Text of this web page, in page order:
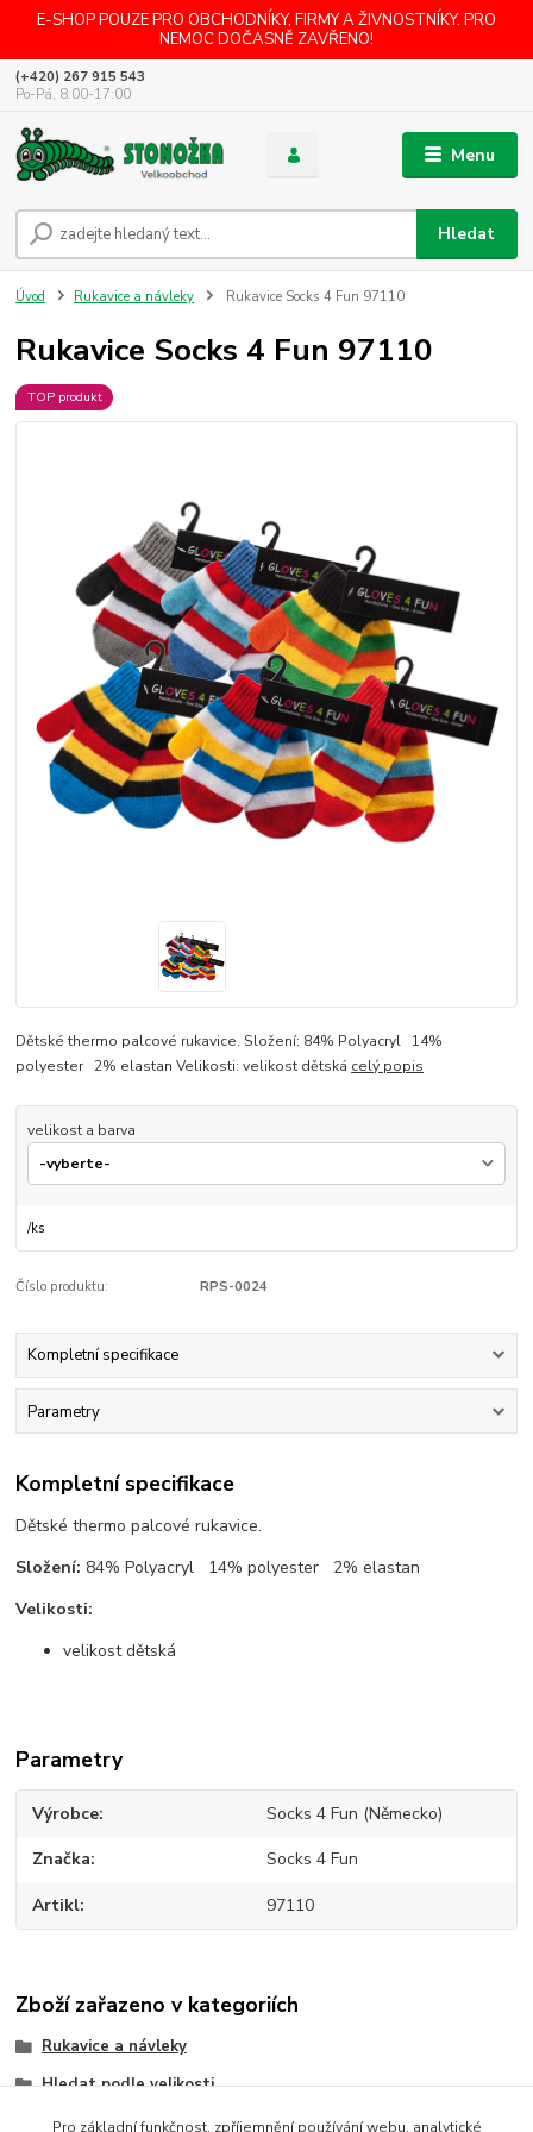
E-SHOP POUZE PRO OBCHODNÍKY, FIRMY A ŽIVNOSTNÍKY. PRO
NEMOC DOČASNĚ ZAVŘENO!
Menu
Hledat
(+420) 267 915 543
Po-Pá, 8:00-17:00
Úvod Rukavice a návleky Rukavice Socks 4 Fun 97110
Rukavice Socks 4 Fun 97110
TOP produkt
Dětské thermo palcové rukavice. Složení: 84% Polyacryl 14%
polyester 2% elastan Velikosti: velikost dětská celý popis
velikost a barva
/ks
Číslo produktu: RPS-0024
Kompletní specifikace
Parametry
Kompletní specifikace
Dětské thermo palcové rukavice.
Složení: 84% Polyacryl 14% polyester 2% elastan
Velikosti:
velikost dětská
Parametry
Výrobce Socks 4 Fun (Německo)
Značka Socks 4 Fun
Artikl 97110
Zboží zařazeno v kategoriích
Rukavice a návleky
Hledat podle velikosti
Hledat výrobce a značky
Pro základní funkčnost, zpříjemnění používání webu, analytické